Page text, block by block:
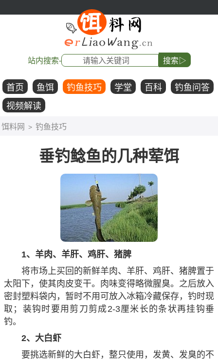
站内搜索- 搜索▷
首页 鱼饵 钓鱼技巧 学堂 百科
钓鱼问答
视频解读
饵料网 > 钓鱼技巧
垂钓鲶鱼的几种荤饵
1、羊肉、羊肝、鸡肝、猪脾
将市场上买回的新鲜羊肉、羊肝、鸡肝、猪脾置于
太阳下，使其肉皮变干。肉味变得略微腥臭。之后放入
密封塑料袋内，暂时不用可放入冰箱冷藏保存，钓时现
取；装钩时要用剪刀剪成2-3厘米长的条状再挂钩垂
钓。
2、大白虾
要挑选新鲜的大白虾，整只使用，发黄、发臭的不